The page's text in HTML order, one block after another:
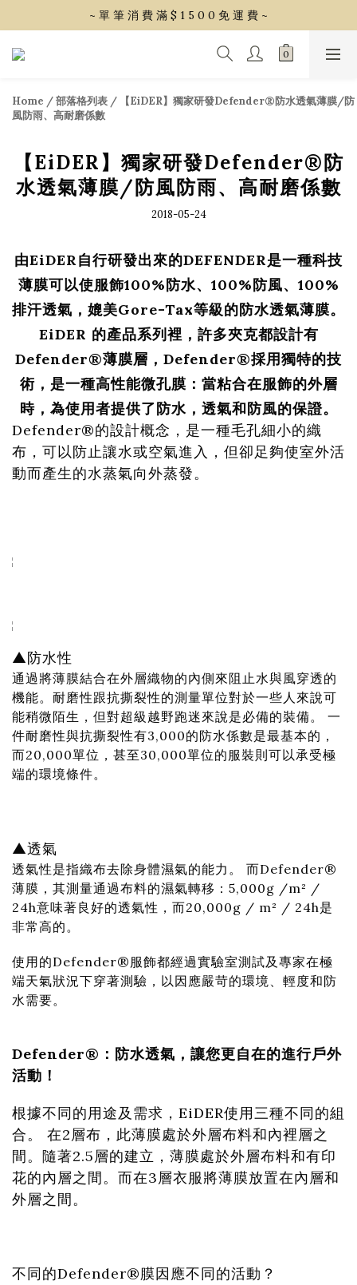
~ 單 筆 消 費 滿 $ 1 5 0 0 免 運 費 ~
~ 單 筆 消 費 滿 $ 1 5 0 0 免 運 費 ~
會 員 享 2% 點 數 回 饋 (1點=1元)
Home /部落格列表 /
【EiDER】獨家研發Defender®防水透氣薄膜/防
風防雨、高耐磨係數
【EiDER】獨家研發Defender®防
水透氣薄膜/防風防雨、高耐磨係數
2018-05-24
由EiDER自行研發出來的DEFENDER是一種科技
薄膜可以使服飾100%防水、100%防風、100%
排汗透氣，媲美Gore-Tax等級的防水透氣薄膜。
EiDER 的產品系列裡，許多夾克都設計有
Defender®薄膜層，Defender®採用獨特的技
術，是一種高性能微孔膜：當粘合在服飾的外層
時，為使用者提供了防水，透氣和防風的保證。
Defender®的設計概念，是一種毛孔細小的織
布，可以防止讓水或空氣進入，但卻足夠使室外活
動而產生的水蒸氣向外蒸發。
▲防水性
通過將薄膜結合在外層織物的內側來阻止水與風穿透的
機能。耐磨性跟抗撕裂性的測量單位對於一些人來說可
能稍微陌生，但對超級越野跑迷來說是必備的裝備。 一
件耐磨性與抗撕裂性有3,000的防水係數是最基本的，
而20,000單位，甚至30,000單位的服裝則可以承受極
端的環境條件。
▲透氣
透氣性是指織布去除身體濕氣的能力。 而Defender®
薄膜，其測量通過布料的濕氣轉移：5,000g /m² /
24h意味著良好的透氣性，而20,000g / m² / 24h是
非常高的。
使用的Defender®服飾都經過實驗室測試及專家在極
端天氣狀況下穿著測驗，以因應嚴苛的環境、輕度和防
水需要。
Defender®：防水透氣，讓您更自在的進行戶外
活動！
根據不同的用途及需求，EiDER使用三種不同的組
合。 在2層布，此薄膜處於外層布料和內裡層之
間。隨著2.5層的建立，薄膜處於外層布料和有印
花的內層之間。而在3層衣服將薄膜放置在內層和
外層之間。
不同的Defender®膜因應不同的活動？